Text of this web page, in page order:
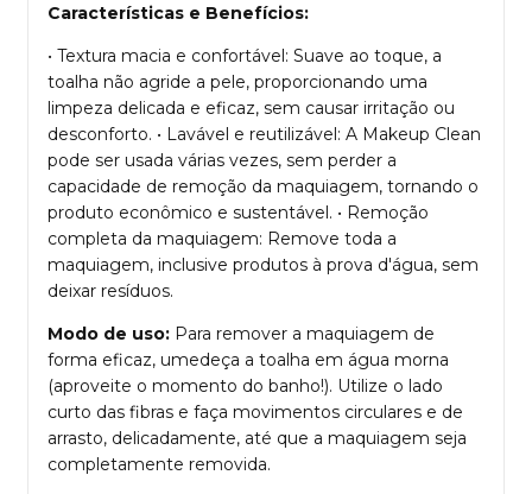
Características e Benefícios:
• Textura macia e confortável: Suave ao toque, a
toalha não agride a pele, proporcionando uma
limpeza delicada e eficaz, sem causar irritação ou
desconforto. • Lavável e reutilizável: A Makeup Clean
pode ser usada várias vezes, sem perder a
capacidade de remoção da maquiagem, tornando o
produto econômico e sustentável. • Remoção
completa da maquiagem: Remove toda a
maquiagem, inclusive produtos à prova d'água, sem
deixar resíduos.
Modo de uso: Para remover a maquiagem de
forma eficaz, umedeça a toalha em água morna
(aproveite o momento do banho!). Utilize o lado
curto das fibras e faça movimentos circulares e de
arrasto, delicadamente, até que a maquiagem seja
completamente removida.